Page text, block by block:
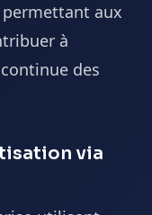
aux
à
des
via